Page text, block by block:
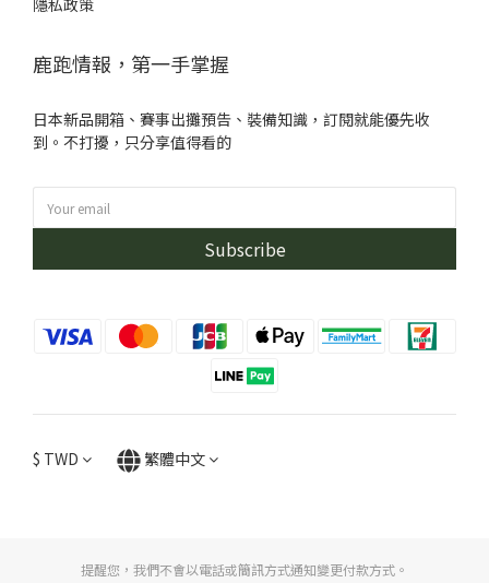
隱私政策
鹿跑情報，第一手掌握
日本新品開箱、賽事出攤預告、裝備知識，訂閱就能優先收
到。不打擾，只分享值得看的
Subscribe
$ TWD 繁體中文
提醒您，我們不會以電話或簡訊方式通知變更付款方式。